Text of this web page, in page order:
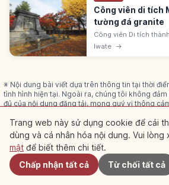
Công viên di tích
tường đá granite
Công viên Di tích
trên nền thành
Iwate →
※ Nội dung bài viết dựa trên thông tin tại thời
tình hình hiện tại. Ngoài ra, chúng tôi không
đủ của nội dung đăng tải, mong quý vị thông
Quảng cáo
Bài viết này có thể chứa quảng
tôi có thể nhận hoa hồng từ các đặt chỗ qua
Trang web này sử dụng cookie để cải
dùng và cá nhân hóa nội dung. Vui lòng
mật để biết thêm chi tiết.
Chấp nhận tất cả
Từ chối tất cả